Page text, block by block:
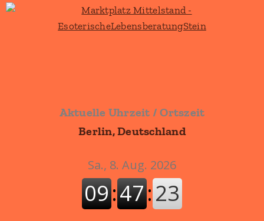
Aktuelle Uhrzeit / Ortszeit
Berlin, Deutschland